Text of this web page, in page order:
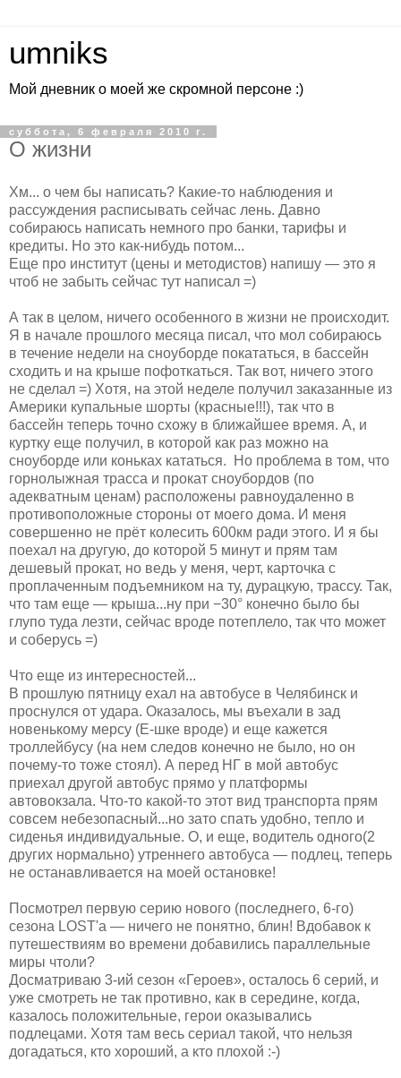
umniks
Мой дневник о моей же скромной персоне :)
суббота, 6 февраля 2010 г.
О жизни
Хм... о чем бы написать? Какие-то наблюдения и
рассуждения расписывать сейчас лень. Давно
собираюсь написать немного про банки, тарифы и
кредиты. Но это как-нибудь потом...
Еще про институт (цены и методистов) напишу — это я
чтоб не забыть сейчас тут написал =)
А так в целом, ничего особенного в жизни не происходит.
Я в начале прошлого месяца писал, что мол собираюсь
в течение недели на сноуборде покататься, в бассейн
сходить и на крыше пофоткаться. Так вот, ничего этого
не сделал =) Хотя, на этой неделе получил заказанные из
Америки купальные шорты (красные!!!), так что в
бассейн теперь точно схожу в ближайшее время. А, и
куртку еще получил, в которой как раз можно на
сноуборде или коньках кататься. Но проблема в том, что
горнолыжная трасса и прокат сноубордов (по
адекватным ценам) расположены равноудаленно в
противоположные стороны от моего дома. И меня
совершенно не прёт колесить 600км ради этого. И я бы
поехал на другую, до которой 5 минут и прям там
дешевый прокат, но ведь у меня, черт, карточка с
проплаченным подъемником на ту, дурацкую, трассу. Так,
что там еще — крыша...ну при −30° конечно было бы
глупо туда лезти, сейчас вроде потеплело, так что может
и соберусь =)
Что еще из интересностей...
В прошлую пятницу ехал на автобусе в Челябинск и
проснулся от удара. Оказалось, мы въехали в зад
новенькому мерсу (Е-шке вроде) и еще кажется
троллейбусу (на нем следов конечно не было, но он
почему-то тоже стоял). А перед НГ в мой автобус
приехал другой автобус прямо у платформы
автовокзала. Что-то какой-то этот вид транспорта прям
совсем небезопасный...но зато спать удобно, тепло и
сиденья индивидуальные. О, и еще, водитель одного(2
других нормально) утреннего автобуса — подлец, теперь
не останавливается на моей остановке!
Посмотрел первую серию нового (последнего, 6-го)
сезона LOST'a — ничего не понятно, блин! Вдобавок к
путешествиям во времени добавились параллельные
миры чтоли?
Досматриваю 3-ий сезон «Героев», осталось 6 серий, и
уже смотреть не так противно, как в середине, когда,
казалось положительные, герои оказывались
подлецами. Хотя там весь сериал такой, что нельзя
догадаться, кто хороший, а кто плохой :-)